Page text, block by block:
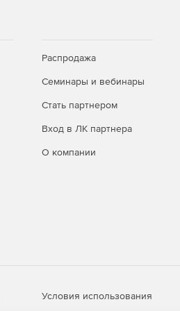
Распродажа
Семинары и вебинары
Стать партнером
Вход в ЛК партнера
О компании
Условия использования